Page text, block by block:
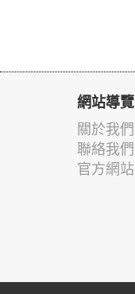
網站導覽
關於我們
聯絡我們
官方網站